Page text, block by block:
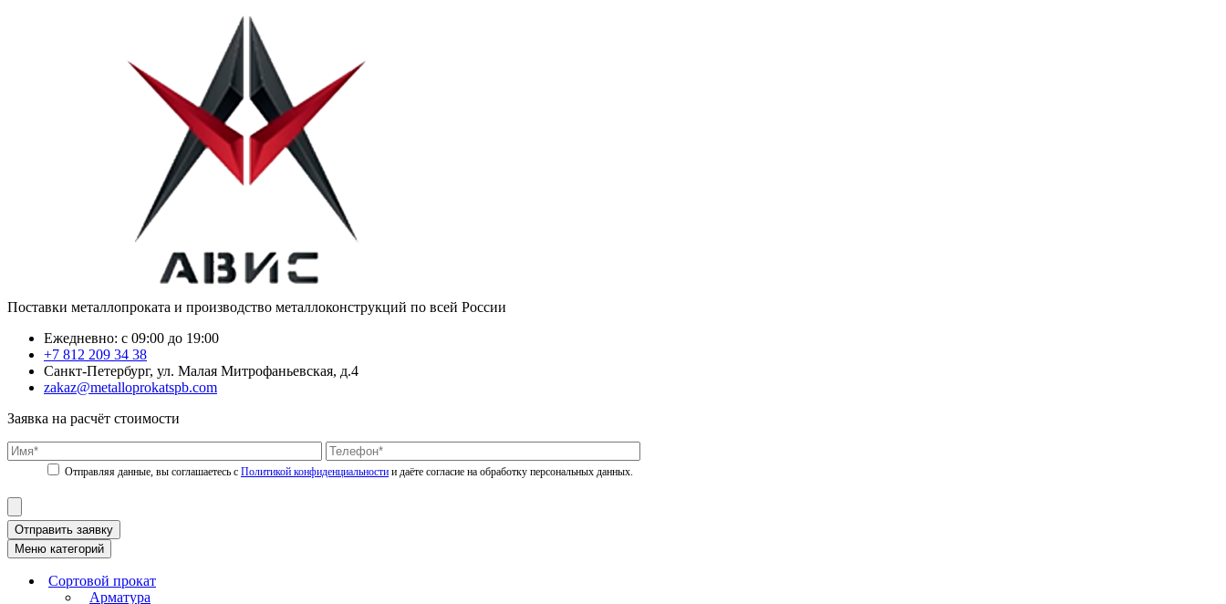
Поставки металлопроката и производство металлоконструкций по всей России
Ежедневно: с 09:00 до 19:00
+7 812 209 34 38
Санкт-Петербург, ул. Малая Митрофаньевская, д.4
zakaz@metalloprokatspb.com
Заявка на расчёт стоимости
Политикой конфиденциальности
Отправить заявку
Меню категорий
Сортовой прокат
Арматура